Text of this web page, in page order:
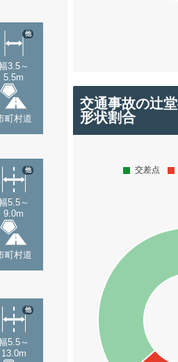
3.5～
5.5m
他
町村道
5.5～
9.0m
他
町村道
5.5～
13.0m
他
交通事故の辻
形状割合